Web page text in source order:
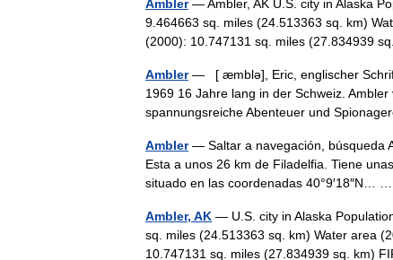
Ambler— Ambler, AK U.S. city in Alaska
9.464663 sq. miles (24.513363 sq. km)
(2000): 10.747131 sq. miles (27.834939
Ambler— [ æmblə], Eric, englischer
1969 16 Jahre lang in der Schweiz.
spannungsreiche Abenteuer und
Ambler— Saltar a navegación, búsqueda
Esta a unos 26 km de Filadelfia. Tiene
situado en las coordenadas 40°9′18″N…
Ambler, AK — U.S. city in Alaska
sq. miles (24.513363 sq. km) Water area
10.747131 sq. miles (27.834939 sq. km)